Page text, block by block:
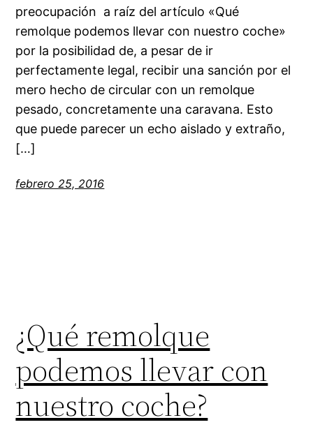
preocupación a raíz del artículo «Qué
remolque podemos llevar con nuestro coche»
por la posibilidad de, a pesar de ir
perfectamente legal, recibir una sanción por el
mero hecho de circular con un remolque
pesado, concretamente una caravana. Esto
que puede parecer un echo aislado y extraño,
[…]
febrero 25, 2016
¿Qué remolque
podemos llevar con
nuestro coche?